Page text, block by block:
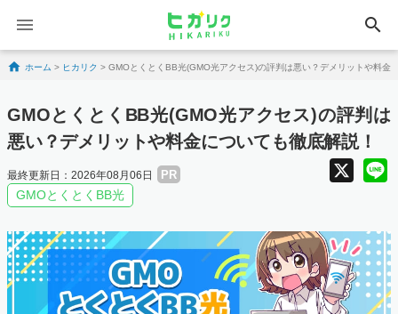
search
Skip to content
ホーム > ヒカリク > GMOとくとくBB光(GMO光アクセス)の評判は悪い？デメリットや料金
GMOとくとくBB光(GMO光アクセス)の評判は
悪い？デメリットや料金についても徹底解説！
最終更新日：2026年08月06日 PR X
GMOとくとくBB光